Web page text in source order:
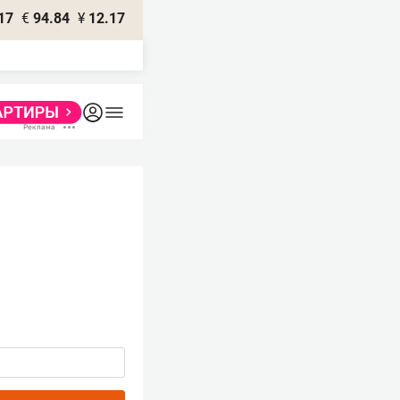
€ 94.84 ¥ 12.17